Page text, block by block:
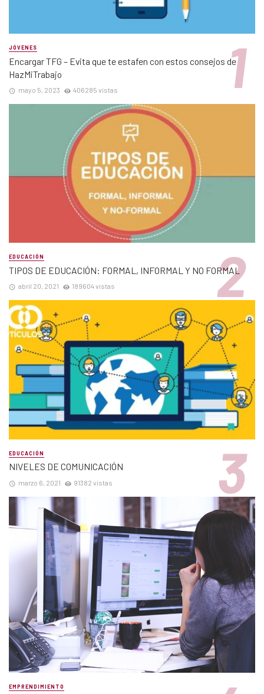
JÓVENES
Encargar TFG – Evita que te estafen con estos consejos de
HazMiTrabajo
mayo 5, 2023 406285 vistas
EDUCACIÓN
TIPOS DE EDUCACIÓN: FORMAL, INFORMAL Y NO FORMAL
abril 20, 2021 189604 vistas
EDUCACIÓN
NIVELES DE COMUNICACIÓN
marzo 6, 2021 91382 vistas
EMPRENDIMIENTO